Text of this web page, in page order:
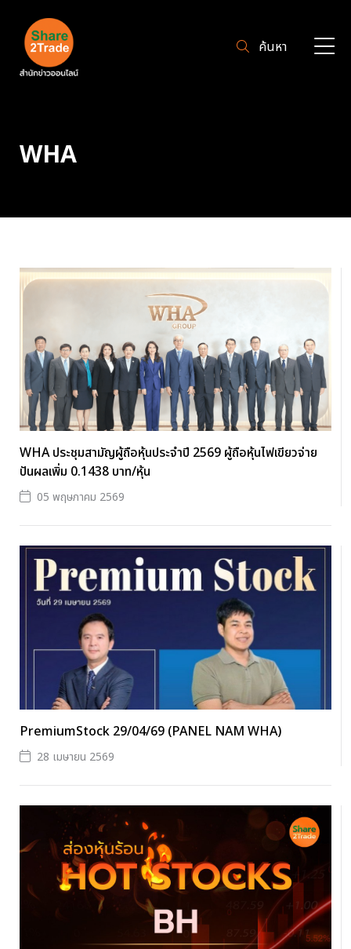
ค้นหา
WHA
WHA ประชุมสามัญผู้ถือหุ้นประจำปี 2569 ผู้ถือหุ้นไฟเขียวจ่าย
ปันผลเพิ่ม 0.1438 บาท/หุ้น
05 พฤษภาคม 2569
PremiumStock 29/04/69 (PANEL NAM WHA)
28 เมษายน 2569